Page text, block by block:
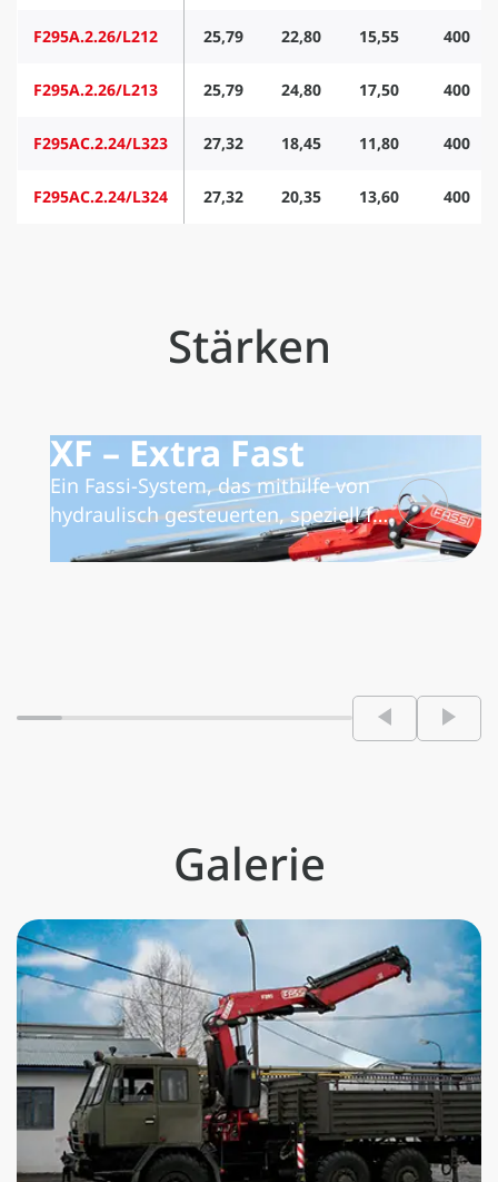
F295A.2.26/L212 25,79 22,80 15,55 400
F295A.2.26/L213 25,79 24,80 17,50 400
F295AC.2.24/L323 27,32 18,45 11,80 400
F295AC.2.24/L324 27,32 20,35 13,60 400
Stärken
XF – Extra Fast
Ein Fassi-System, das mithilfe von
hydraulisch gesteuerten, speziell für
die Verwendung mit
Erwärmung des Hydrauliköls und
Galerie